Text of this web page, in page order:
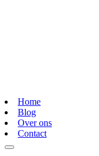
Home
Blog
Over ons
Contact